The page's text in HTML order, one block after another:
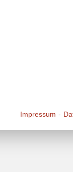
Impressum